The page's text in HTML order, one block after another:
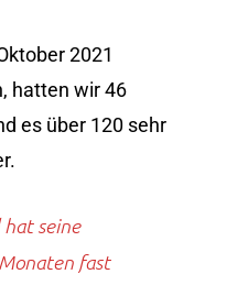
2021
hatten wir 46
es über 120 sehr
hat seine
fast